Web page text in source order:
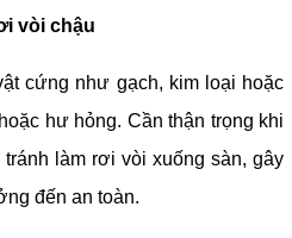
vòi chậu
cứng như gạch, kim loại hoặc
hư hỏng. Cần thận trọng khi
làm rơi vòi xuống sàn, gây
đến an toàn.